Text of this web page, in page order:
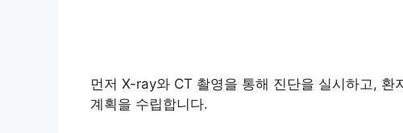
먼저 X-ray와 CT 촬영을 통해 진단을 실시하고,
계획을 수립합니다.